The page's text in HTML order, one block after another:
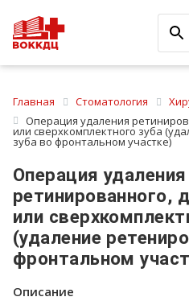
Главная Стоматология
Операция удаления
или сверхкомплектного зуба
зуба во фронтальном участке)
Операция удаления
ретинированного,
или
(удаление
фронтальном
Описание